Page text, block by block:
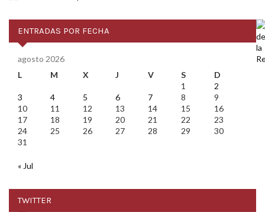
ENTRADAS POR FECHA
agosto 2026
L
M X J V S
D
1
2
3
4 5 6 7 8
9
10
11 12 13 14 15
16
17
18 19 20 21 22
23
24
25 26 27 28 29
30
31
« Jul
TWITTER